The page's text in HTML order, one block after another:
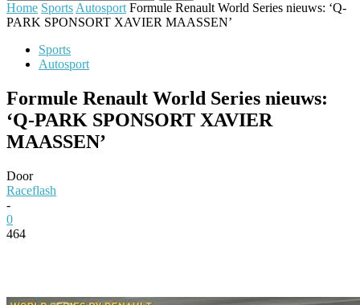
Home Sports Autosport Formule Renault World Series nieuws: ‘Q-
PARK SPONSORT XAVIER MAASSEN’
Sports
Autosport
Formule Renault World Series nieuws:
‘Q-PARK SPONSORT XAVIER
MAASSEN’
Door
Raceflash
-
0
464